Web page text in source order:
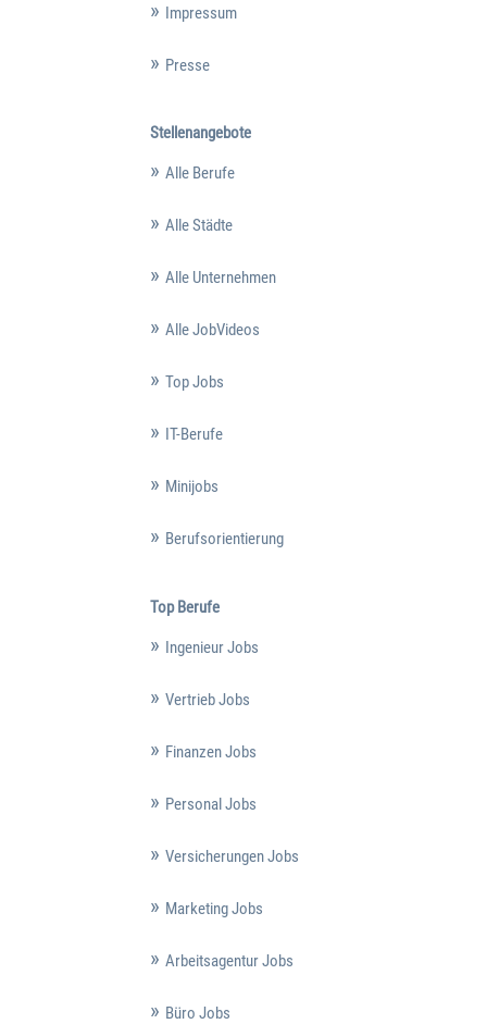
Impressum
Presse
Stellenangebote
Alle Berufe
Alle Städte
Alle Unternehmen
Alle JobVideos
Top Jobs
IT-Berufe
Minijobs
Berufsorientierung
Top Berufe
Ingenieur Jobs
Vertrieb Jobs
Finanzen Jobs
Personal Jobs
Versicherungen Jobs
Marketing Jobs
Arbeitsagentur Jobs
Büro Jobs